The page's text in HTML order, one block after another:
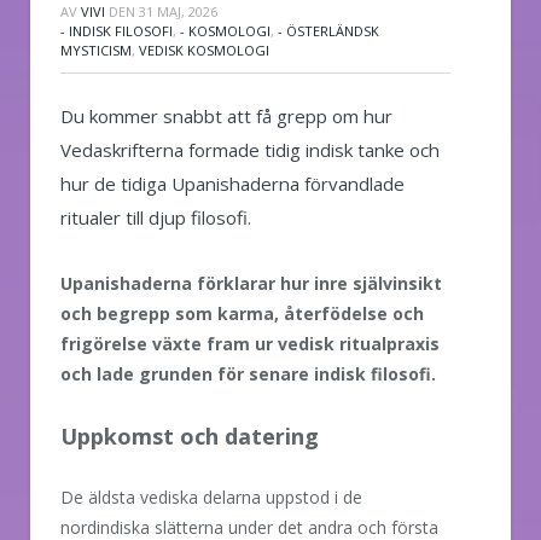
AV VIVI DEN 31 MAJ, 2026
- INDISK FILOSOFI, - KOSMOLOGI, - ÖSTERLÄNDSK
MYSTICISM, VEDISK KOSMOLOGI
Du kommer snabbt att få grepp om hur
Vedaskrifterna formade tidig indisk tanke och
hur de tidiga Upanishaderna förvandlade
ritualer till djup filosofi.
Upanishaderna förklarar hur inre självinsikt
och begrepp som karma, återfödelse och
frigörelse växte fram ur vedisk ritualpraxis
och lade grunden för senare indisk filosofi.
Uppkomst och datering
De äldsta vediska delarna uppstod i de
nordindiska slätterna under det andra och första